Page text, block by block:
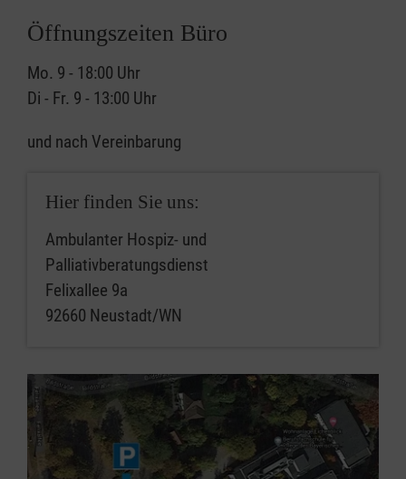
Öffnungszeiten Büro
Mo. 9 - 18:00 Uhr
Di - Fr. 9 - 13:00 Uhr
und nach Vereinbarung
Hier finden Sie uns:
Ambulanter Hospiz- und
Palliativberatungsdienst
Felixallee 9a
92660 Neustadt/WN